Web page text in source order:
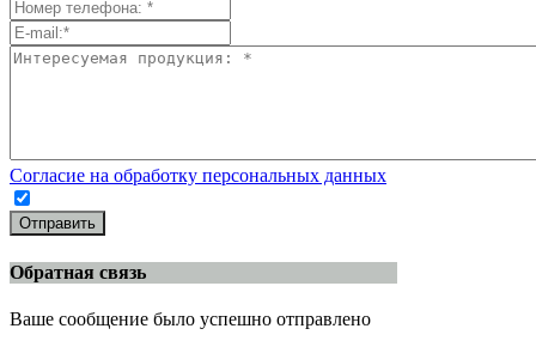
Согласие на обработку персональных данных
Отправить
Обратная связь
Ваше сообщение было успешно отправлено